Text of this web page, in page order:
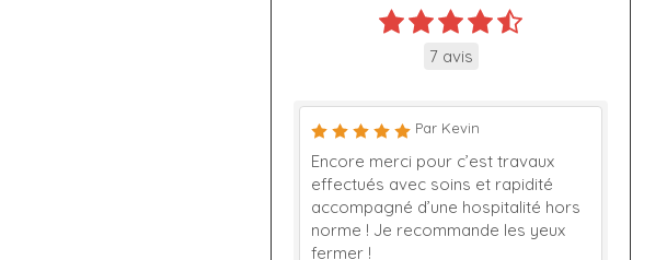
7 avis
Par Kevin
Encore merci pour c’est travaux
effectués avec soins et rapidité
accompagné d’une hospitalité hors
norme ! Je recommande les yeux
fermer !